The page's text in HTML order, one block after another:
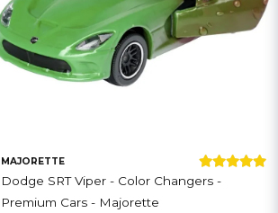
MAJORETTE
Dodge SRT Viper - Color Changers -
Premium Cars - Majorette